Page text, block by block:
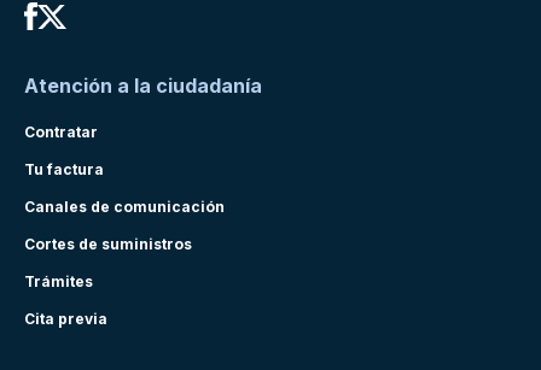
Atención a la ciudadanía
Contratar
Tu factura
Canales de comunicación
Cortes de suministros
Trámites
Cita previa